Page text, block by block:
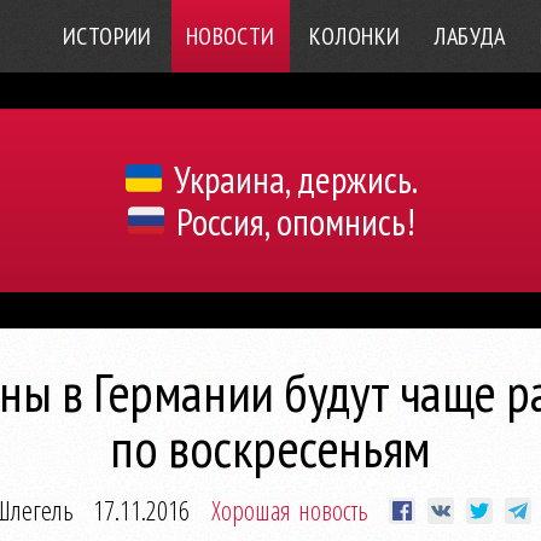
ИСТОРИИ НОВОСТИ КОЛОНКИ ЛАБУДА
Украина, держись.
Россия, опомнись!
в Германии будут чаще
по воскресеньям
17.11.2016 Хорошая новость